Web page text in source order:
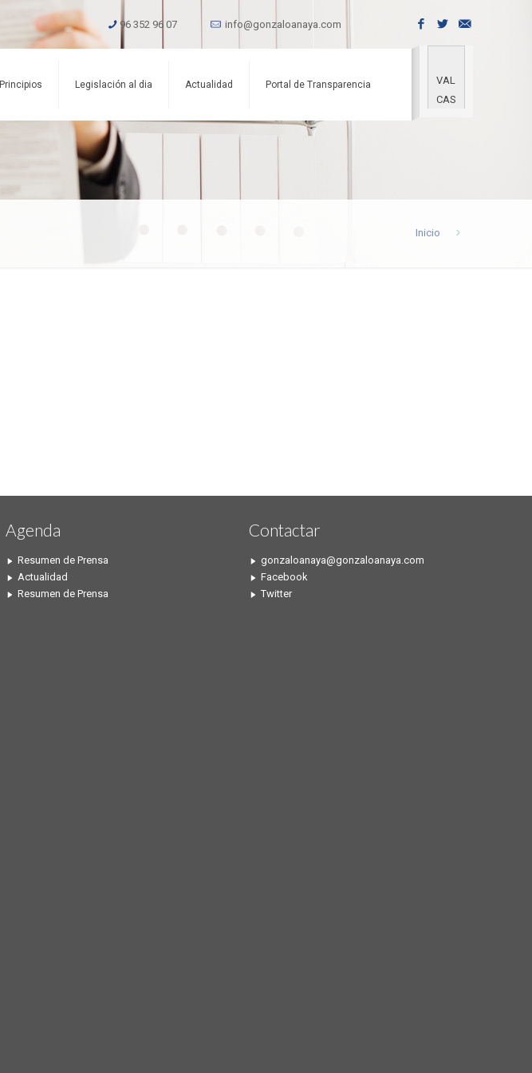
96 352 96 07 info@gonzaloanaya.com
Principios Legislación al dia Actualidad Portal de Transparencia
VAL
CAS
Inicio
Agenda
Resumen de Prensa
Actualidad
Resumen de Prensa
Contactar
gonzaloanaya@gonzaloanaya.com
Facebook
Twitter